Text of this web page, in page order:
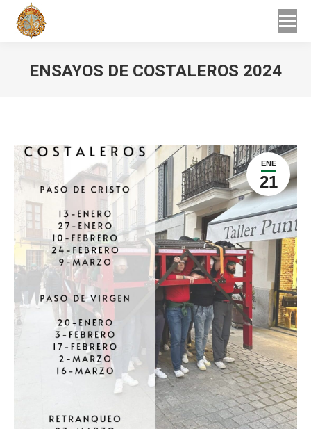
ENSAYOS DE COSTALEROS 2024
ENE
21